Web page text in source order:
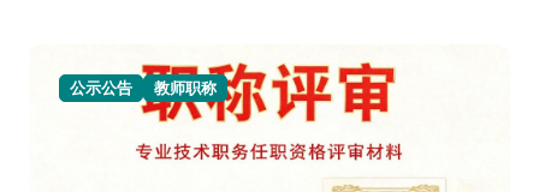
公示公告 教师职称